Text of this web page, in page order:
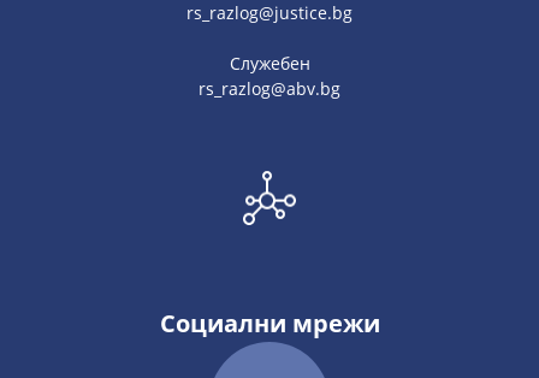
rs_razlog@justice.bg
Служебен
rs_razlog@abv.bg
Социални мрежи